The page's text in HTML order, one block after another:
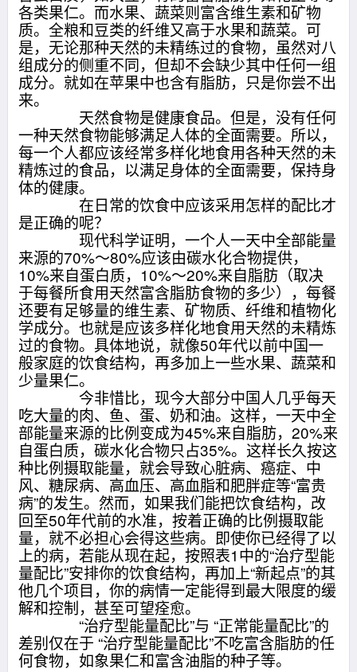
各类果仁。而水果、蔬菜则富含维生素和矿物
质。全粮和豆类的纤维又高于水果和蔬菜。可
是，无论那种天然的未精练过的食物，虽然对八
组成分的侧重不同，但却不会缺少其中任何一组
成分。就如在苹果中也含有脂肪，只是你尝不出
来。
天然食物是健康食品。但是，没有任何
一种天然食物能够满足人体的全面需要。所以，
每一个人都应该经常多样化地食用各种天然的未
精炼过的食品，以满足身体的全面需要，保持身
体的健康。
在日常的饮食中应该采用怎样的配比才
是正确的呢？
现代科学证明，一个人一天中全部能量
来源的70%～80%应该由碳水化合物提供，
10%来自蛋白质，10%～20%来自脂肪（取决
于每餐所食用天然富含脂肪食物的多少），每餐
还要有足够量的维生素、矿物质、纤维和植物化
学成分。也就是应该多样化地食用天然的未精炼
过的食物。具体地说，就像50年代以前中国一
般家庭的饮食结构，再多加上一些水果、蔬菜和
少量果仁。
今非惜比，现今大部分中国人几乎每天
吃大量的肉、鱼、蛋、奶和油。这样，一天中全
部能量来源的比例变成为45%来自脂肪，20%来
自蛋白质，碳水化合物只占35%。这样长久按这
种比例摄取能量，就会导致心脏病、癌症、中
风、糖尿病、高血压、高血脂和肥胖症等“富贵
病”的发生。然而，如果我们能把饮食结构，改
回至50年代前的水准，按着正确的比例摄取能
量，就不必担心会得这些病。即使你已经得了以
上的病，若能从现在起，按照表1中的“治疗型能
量配比”安排你的饮食结构，再加上“新起点”的其
他几个项目，你的病情一定能得到最大限度的缓
解和控制，甚至可望痊愈。
“治疗型能量配比”与 “正常能量配比”的
差别仅在于 “治疗型能量配比”不吃富含脂肪的任
何食物，如象果仁和富含油脂的种子等。